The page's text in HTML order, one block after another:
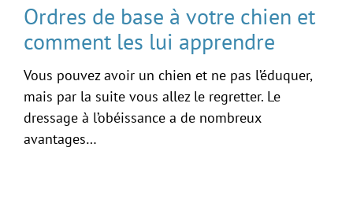
Ordres de base à votre chien et
comment les lui apprendre
Vous pouvez avoir un chien et ne pas l’éduquer,
mais par la suite vous allez le regretter. Le
dressage à l’obéissance a de nombreux
avantages…